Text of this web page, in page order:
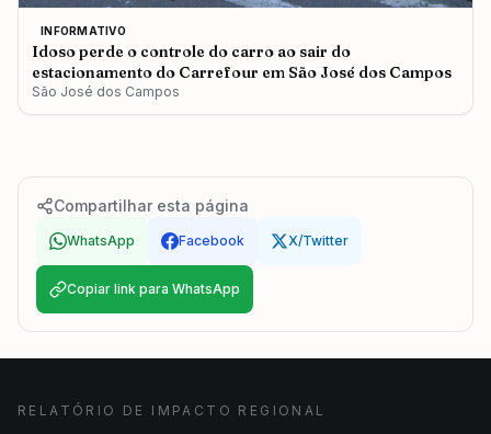
INFORMATIVO
Idoso perde o controle do carro ao sair do
estacionamento do Carrefour em São José dos Campos
São José dos Campos
Compartilhar esta página
WhatsApp Facebook X/Twitter
Copiar link para WhatsApp
RELATÓRIO DE IMPACTO REGIONAL